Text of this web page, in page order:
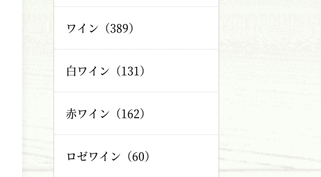
ワイン（389）
白ワイン（131）
赤ワイン（162）
ロゼワイン（60）